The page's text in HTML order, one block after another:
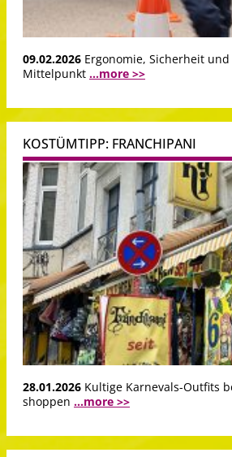
09.02.2026 Ergonomie, Sicherheit
Mittelpunkt ...more >>
KOSTÜMTIPP: FRANCHIPANI
28.01.2026 Kultige Karnevals-Outfits
shoppen ...more >>